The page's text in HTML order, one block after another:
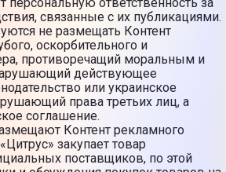
связанные с их публикациями.
не размещать Контент
оскорбительного и
противоречащий моральным и
действующее
или украинское
права третьих лиц, а
соглашение.
Контент рекламного
закупает товар
поставщиков, по этой